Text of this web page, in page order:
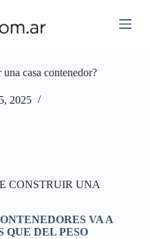
casa contenedor?
2025
CONSTRUIR UNA
VA A
QUE DEL PESO